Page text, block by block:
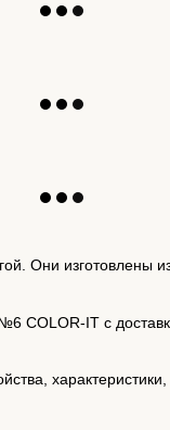
Они изготовлены
COLOR-IT с